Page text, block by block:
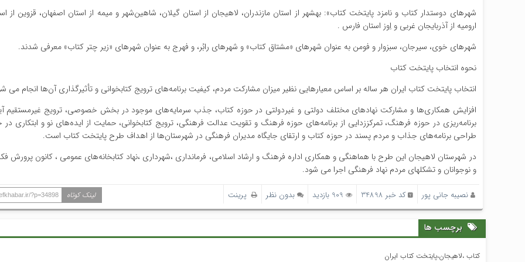
شهرهای دوستدار کتاب و نامزد پایتخت کتاب»: بهشهر از استان مازندران، لاهیجان از استان گیلان، شاهین‌شهر و میمه از استان اصفهان، قزوین از
ارومیه از آذربایجان غربی و اِوز استان فارس .
شهرهای خوی، سیرجان، سبزوار و فومن به عنوان شهرهای «مشتاق کتاب» و شهرهای رابُر، و فهرج به عنوان شهرهای «زیر چتر کتاب» معرفی شدند.‌
نحوه انتخاب پایتخت کتاب
انتخاب پایتخت کتاب ایران هر ساله بر اساس معیارهایی نظیر میزان مشارکت مردم، کیفیت برنامه‌های ترویج کتابخوانی و تأثیرگذاری آن‌ها انجام می
افزایش همکاری‌ها و مشارکت نهادهای مختلف دولتی و غیردولتی در حوزه کتاب، جذب سرمایه‌های موجود در بخش خصوصی، ترویج غیرمستقیم
برنامه‌ریزی در حوزه فرهنگ، تمرکززدایی از برنامه‌های حوزه فرهنگ و تقویت عدالت فرهنگی، ترویج کتابخوانی، حمایت از ایده‌های نو و ابتکاری در
طراحی برنامه‌های جذاب و مردم پسند در حوزه کتاب و ارتقای جایگاه مدیران فرهنگی در شهرستان‌ها از اهداف طرح پایتخت کتاب است.
در شهرستان لاهیجان این طرح با هماهنگی و همکاری اداره فرهنگ و ارشاد اسلامی، فرمانداری ،شهرداری ،نهاد کتابخانه‌های عمومی ، کانون پرورش
و نوجوانان و تشکلهای مردم نهاد فرهنگی اجرا می شود.
نصیبه جانی پور کد خبر 34898 بدون نظر پرینت لینک کوتاه ?p=34898
برچسب ها
کتاب ،لاهیجان،پایتخت کتاب ایران